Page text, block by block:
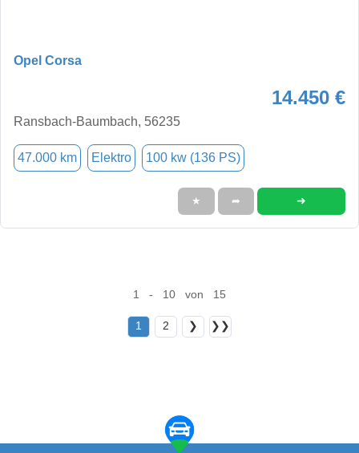
Opel Corsa
14.450 €
Ransbach-Baumbach, 56235
47.000 km Elektro 100 kw (136 PS)
★ ➦ ➜
1 - 10 von 15
1 2 ❯ ❯❯